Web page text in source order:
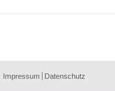
Impressum Datenschutz